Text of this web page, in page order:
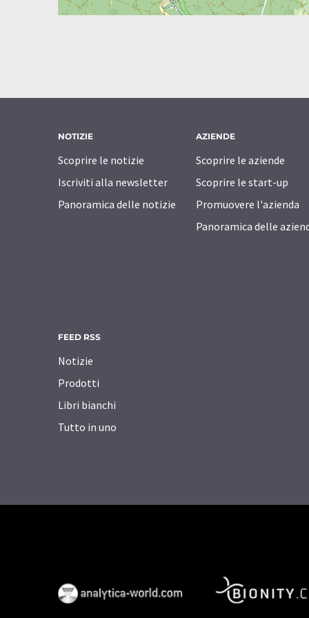
NOTIZIE
Scoprire le notizie
Iscriviti alla newsletter
Panoramica delle notizie
AZIENDE
Scoprire le aziende
Scoprire le start-up
Promuovere l'azienda
Panoramica delle
FEED RSS
Notizie
Prodotti
Libri bianchi
Tutto in uno